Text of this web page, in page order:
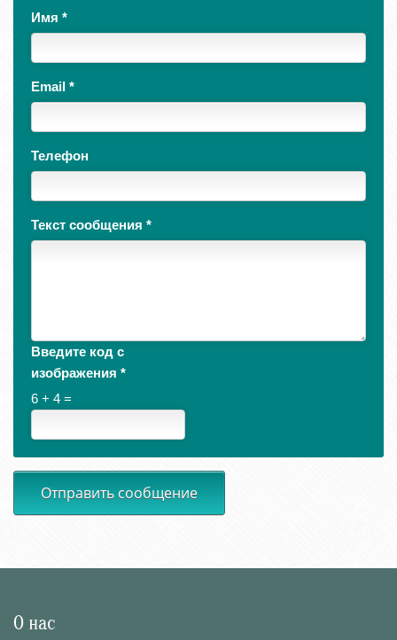
Имя *
Email *
Телефон
Текст сообщения *
Введите код с
изображения *
6 + 4 =
Отправить сообщение
О нас